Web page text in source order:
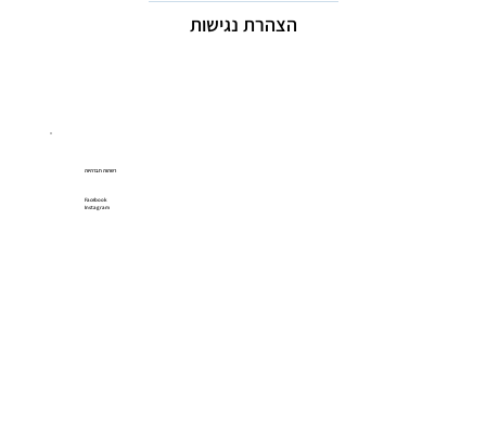
הצהרת נגישות
רשתות חברתיות
Facebook
Instagram